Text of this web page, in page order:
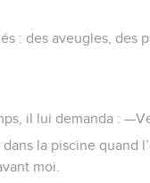
: des aveugles, des
il lui demanda :
la piscine quand
moi.